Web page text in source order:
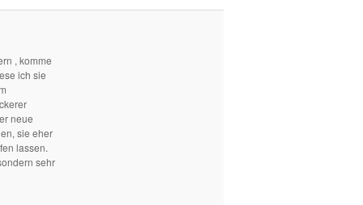
, komme
ich sie
neue
sie eher
lassen.
sehr